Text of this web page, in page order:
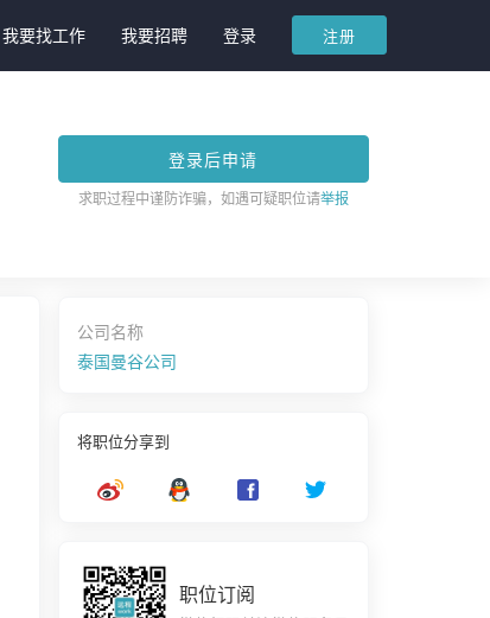
我要找工作 我要招聘 登录 注册
登录后申请
求职过程中谨防诈骗，如遇可疑职位请举报
公司名称
泰国曼谷公司
将职位分享到
职位订阅